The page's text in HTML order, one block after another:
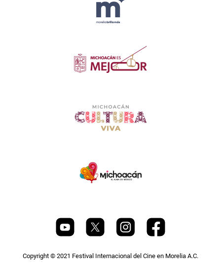
Copyright © 2021 Festival Internacional del Cine en Morelia A.C.